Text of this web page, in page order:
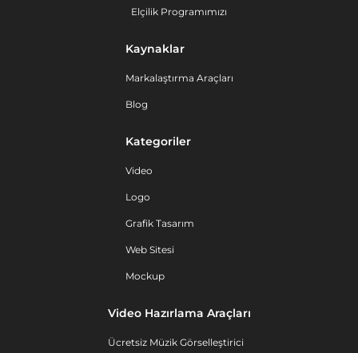
Elçilik Programımızı
Kaynaklar
Markalaştırma Araçları
Blog
Kategoriler
Video
Logo
Grafik Tasarım
Web Sitesi
Mockup
Video Hazırlama Araçları
Ücretsiz Müzik Görselleştirici